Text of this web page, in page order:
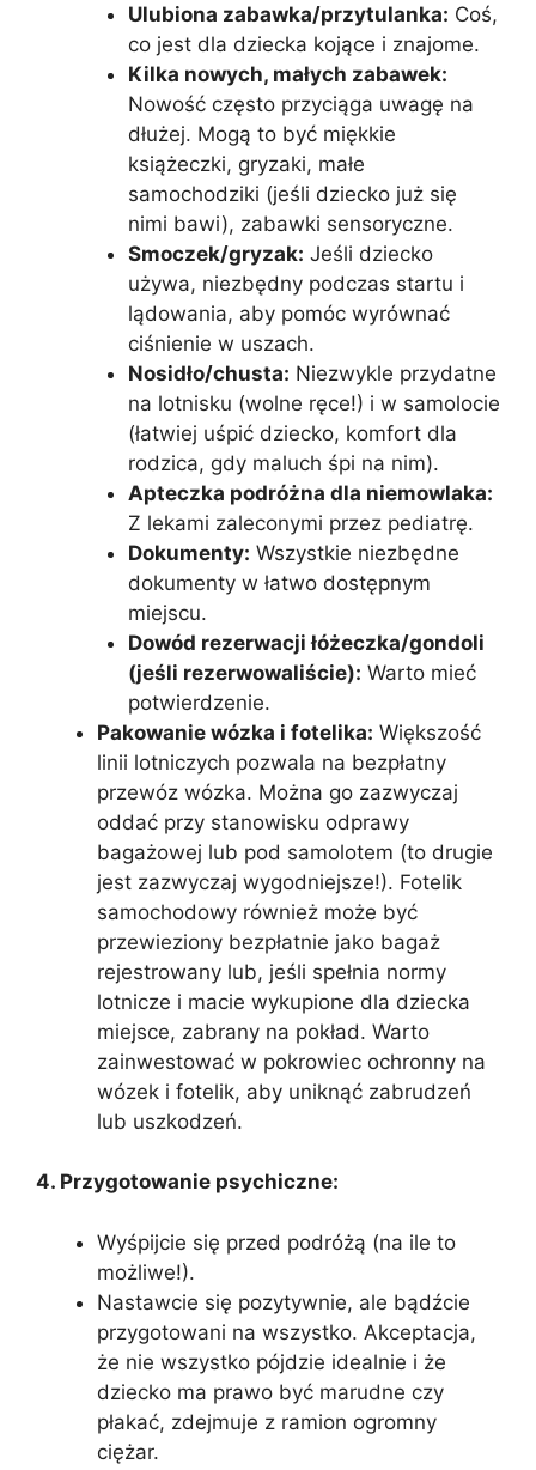
Ulubiona zabawka/przytulanka: Coś,
co jest dla dziecka kojące i znajome.
Kilka nowych, małych zabawek:
Nowość często przyciąga uwagę na
dłużej. Mogą to być miękkie
książeczki, gryzaki, małe
samochodziki (jeśli dziecko już się
nimi bawi), zabawki sensoryczne.
Smoczek/gryzak: Jeśli dziecko
używa, niezbędny podczas startu i
lądowania, aby pomóc wyrównać
ciśnienie w uszach.
Nosidło/chusta: Niezwykle przydatne
na lotnisku (wolne ręce!) i w samolocie
(łatwiej uśpić dziecko, komfort dla
rodzica, gdy maluch śpi na nim).
Apteczka podróżna dla niemowlaka:
Z lekami zaleconymi przez pediatrę.
Dokumenty: Wszystkie niezbędne
dokumenty w łatwo dostępnym
miejscu.
Dowód rezerwacji łóżeczka/gondoli
(jeśli rezerwowaliście): Warto mieć
potwierdzenie.
Pakowanie wózka i fotelika: Większość
linii lotniczych pozwala na bezpłatny
przewóz wózka. Można go zazwyczaj
oddać przy stanowisku odprawy
bagażowej lub pod samolotem (to drugie
jest zazwyczaj wygodniejsze!). Fotelik
samochodowy również może być
przewieziony bezpłatnie jako bagaż
rejestrowany lub, jeśli spełnia normy
lotnicze i macie wykupione dla dziecka
miejsce, zabrany na pokład. Warto
zainwestować w pokrowiec ochronny na
wózek i fotelik, aby uniknąć zabrudzeń
lub uszkodzeń.
4. Przygotowanie psychiczne:
Wyśpijcie się przed podróżą (na ile to
możliwe!).
Nastawcie się pozytywnie, ale bądźcie
przygotowani na wszystko. Akceptacja,
że nie wszystko pójdzie idealnie i że
dziecko ma prawo być marudne czy
płakać, zdejmuje z ramion ogromny
ciężar.